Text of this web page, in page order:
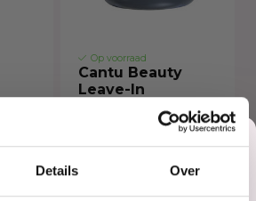
Details Over
Op voorraad
Cantu Beauty
Leave-In
Conditioner